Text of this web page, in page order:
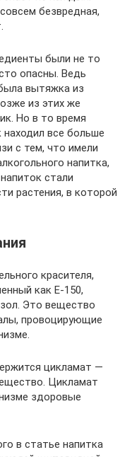
безвредная,
были не то
опасны. Ведь
вытяжка из
из этих же
Но в то время
все больше
с тем, что имели
напитка,
стали
растения, в которой
красителя,
как Е-150,
Это вещество
провоцирующие
цикламат —
Цикламат
здоровые
в статье напитка